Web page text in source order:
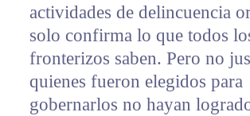
actividades de delincuencia
solo confirma lo que todos
fronterizos saben. Pero no
quienes fueron elegidos para
gobernarlos no hayan